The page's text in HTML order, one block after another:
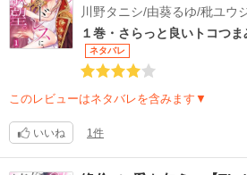
川野タニシ/由葵るゆ/秕ユウ
１巻・さらっと良いトコつ
ネタバレ
このレビューはネタバレを含みます▼
いいね 1件